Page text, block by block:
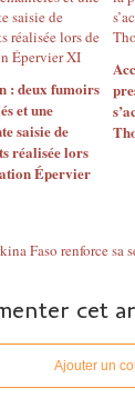
: deux fumoirs
et une
saisie de
réalisée lors
Épervier
cet
Ajouter un